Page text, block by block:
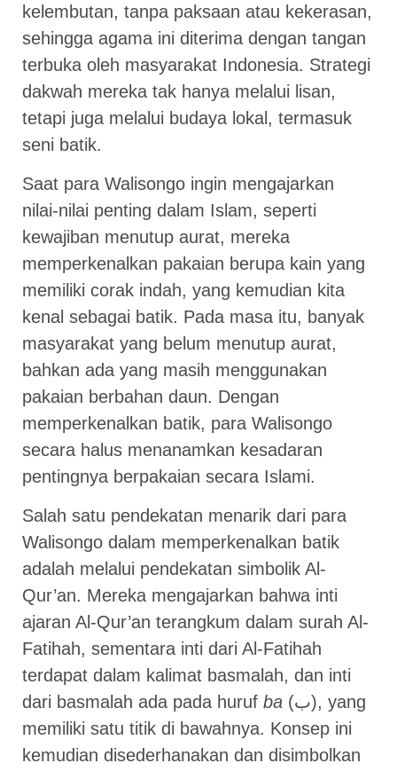
kelembutan, tanpa paksaan atau kekerasan,
sehingga agama ini diterima dengan tangan
terbuka oleh masyarakat Indonesia. Strategi
dakwah mereka tak hanya melalui lisan,
tetapi juga melalui budaya lokal, termasuk
seni batik.
Saat para Walisongo ingin mengajarkan
nilai-nilai penting dalam Islam, seperti
kewajiban menutup aurat, mereka
memperkenalkan pakaian berupa kain yang
memiliki corak indah, yang kemudian kita
kenal sebagai batik. Pada masa itu, banyak
masyarakat yang belum menutup aurat,
bahkan ada yang masih menggunakan
pakaian berbahan daun. Dengan
memperkenalkan batik, para Walisongo
secara halus menanamkan kesadaran
pentingnya berpakaian secara Islami.
Salah satu pendekatan menarik dari para
Walisongo dalam memperkenalkan batik
adalah melalui pendekatan simbolik Al-
Qur’an. Mereka mengajarkan bahwa inti
ajaran Al-Qur’an terangkum dalam surah Al-
Fatihah, sementara inti dari Al-Fatihah
terdapat dalam kalimat basmalah, dan inti
dari basmalah ada pada huruf ba (ب), yang
memiliki satu titik di bawahnya. Konsep ini
kemudian disederhanakan dan disimbolkan